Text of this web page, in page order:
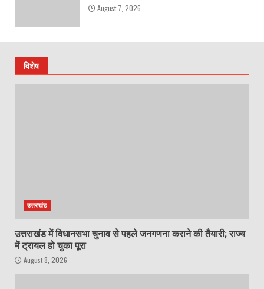
August 7, 2026
विशेष
उत्तराखंड
उत्तराखंड में विधानसभा चुनाव से पहले जनगणना कराने की तैयारी; राज्य
में ट्रायल हो चुका पूरा
August 8, 2026